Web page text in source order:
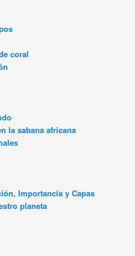
coral
la sabana africana
Importancia y Capas
planeta